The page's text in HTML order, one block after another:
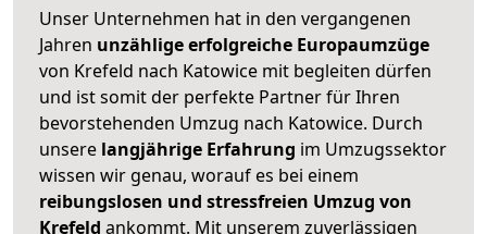
Unser Unternehmen hat in den vergangenen
Jahren unzählige erfolgreiche Europaumzüge
von Krefeld nach Katowice mit begleiten dürfen
und ist somit der perfekte Partner für Ihren
bevorstehenden Umzug nach Katowice. Durch
unsere langjährige Erfahrung im Umzugssektor
wissen wir genau, worauf es bei einem
reibungslosen und stressfreien Umzug von
Krefeld ankommt. Mit unserem zuverlässigen